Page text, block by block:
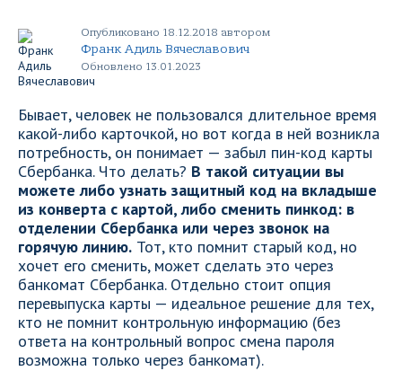
Опубликовано 18.12.2018 автором
Франк Адиль Вячеславович
Обновлено 13.01.2023
Бывает, человек не пользовался длительное время
какой-либо карточкой, но вот когда в ней возникла
потребность, он понимает — забыл пин-код карты
Сбербанка. Что делать? В такой ситуации вы
можете либо узнать защитный код на вкладыше
из конверта с картой, либо сменить пинкод: в
отделении Сбербанка или через звонок на
горячую линию. Тот, кто помнит старый код, но
хочет его сменить, может сделать это через
банкомат Сбербанка. Отдельно стоит опция
перевыпуска карты — идеальное решение для тех,
кто не помнит контрольную информацию (без
ответа на контрольный вопрос смена пароля
возможна только через банкомат).